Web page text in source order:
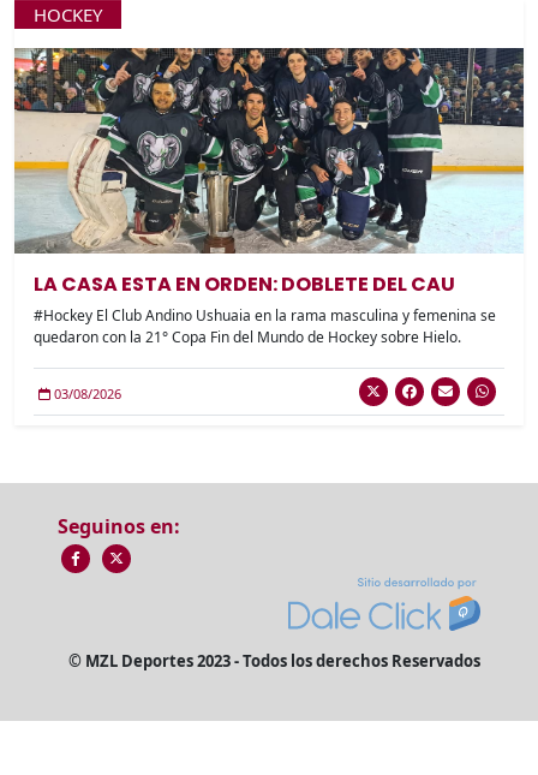
HOCKEY
LA CASA ESTA EN ORDEN: DOBLETE DEL CAU
#Hockey El Club Andino Ushuaia en la rama masculina y femenina se
quedaron con la 21° Copa Fin del Mundo de Hockey sobre Hielo.
03/08/2026
Seguinos en:
© MZL Deportes 2023 - Todos los derechos Reservados